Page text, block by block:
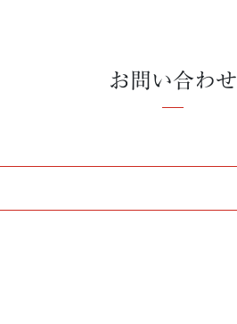
お問い合わせ